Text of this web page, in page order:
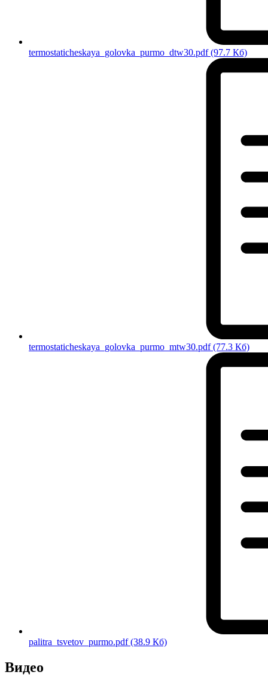
termostaticheskaya_golovka_purmo_dtw30.pdf(97.7 Кб)
termostaticheskaya_golovka_purmo_mtw30.pdf(77.3 Кб)
palitra_tsvetov_purmo.pdf(38.9 Кб)
Видео